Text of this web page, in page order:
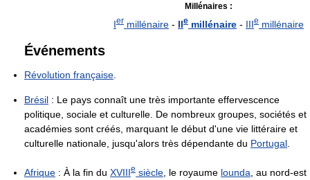
Millénaires :
Ier millénaire - IIe millénaire - IIIe millénaire
Événements
Révolution française
Brésil : Le pays connaît une très importante effervescence
politique, sociale et culturelle. De nombreux groupes, sociétés et
académies sont créés, marquant le début d'une vie littéraire et
culturelle nationale, jusqu'alors très dépendante du Portugal
Afrique : À la fin du XVIIIe siècle , le royaume lounda , au nord-est